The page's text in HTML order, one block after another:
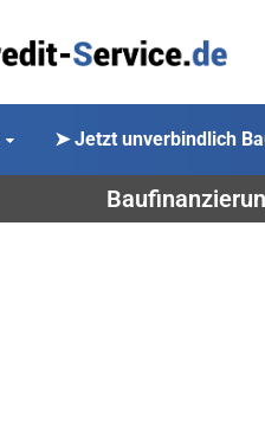
➤ Jetzt unverbindlich